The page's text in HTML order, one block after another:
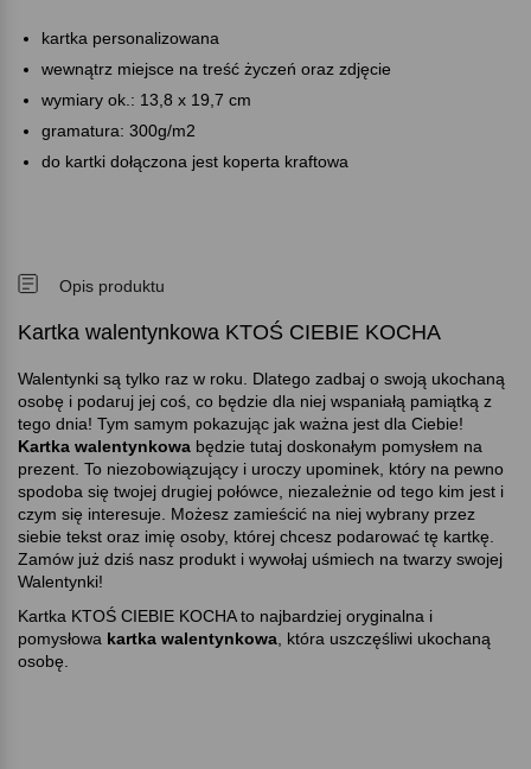
kartka personalizowana
wewnątrz miejsce na treść życzeń oraz zdjęcie
wymiary ok.: 13,8 x 19,7 cm
gramatura: 300g/m2
do kartki dołączona jest koperta kraftowa
Opis produktu
Kartka walentynkowa KTOŚ CIEBIE KOCHA
Walentynki są tylko raz w roku. Dlatego zadbaj o swoją ukochaną
osobę i podaruj jej coś, co będzie dla niej wspaniałą pamiątką z
tego dnia! Tym samym pokazując jak ważna jest dla Ciebie!
Kartka walentynkowa będzie tutaj doskonałym pomysłem na
prezent. To niezobowiązujący i uroczy upominek, który na pewno
spodoba się twojej drugiej połówce, niezależnie od tego kim jest i
czym się interesuje. Możesz zamieścić na niej wybrany przez
siebie tekst oraz imię osoby, której chcesz podarować tę kartkę.
Zamów już dziś nasz produkt i wywołaj uśmiech na twarzy swojej
Walentynki!
Kartka KTOŚ CIEBIE KOCHA to najbardziej oryginalna i
pomysłowa kartka walentynkowa , która uszczęśliwi ukochaną
osobę.